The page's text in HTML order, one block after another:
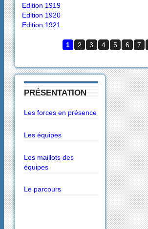
Edition 1919
Edition 1920
Edition 1921
1 2 3 4 5 6 7
PRÉSENTATION
Les forces en présence
Les équipes
Les maillots des
équipes
Le parcours